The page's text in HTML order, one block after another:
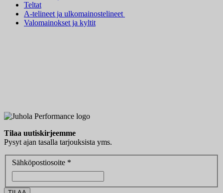
Teltat
A-telineet ja ulkomainostelineet
Valomainokset ja kyltit
Tilaa uutiskirjeemme
Pysyt ajan tasalla tarjouksista yms.
Sähköpostiosoite *